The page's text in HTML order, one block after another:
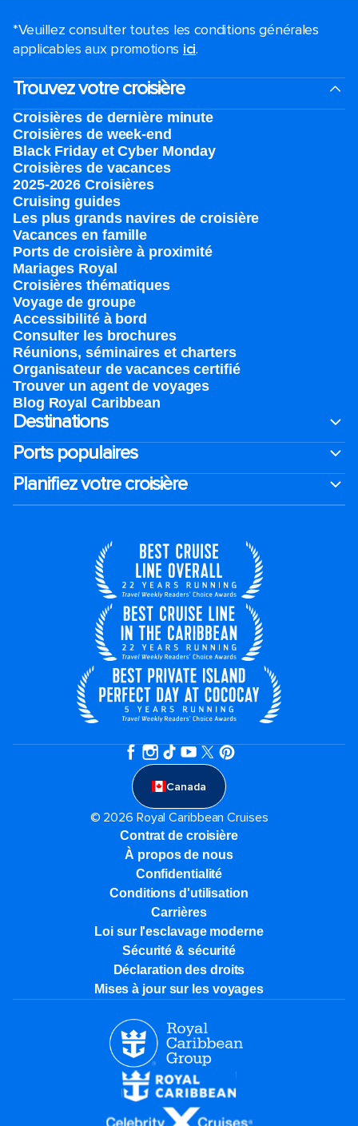
*Veuillez consulter toutes les conditions générales
applicables aux promotions ici.
Trouvez votre croisière
Croisières de dernière minute
Croisières de week-end
Black Friday et Cyber Monday
Croisières de vacances
2025-2026 Croisières
Cruising guides
Les plus grands navires de croisière
Vacances en famille
Ports de croisière à proximité
Mariages Royal
Croisières thématiques
Voyage de groupe​
Accessibilité à bord​
Consulter les brochures
Réunions, séminaires et charters
Organisateur de vacances certifié
Trouver un agent de voyages
Blog Royal Caribbean
Destinations
Ports populaires
Planifiez votre croisière
Canada
© 2026 Royal Caribbean Cruises
Contrat de croisière
À propos de nous
Confidentialité
Conditions d'utilisation
Carrières
Loi sur l'esclavage moderne
Sécurité & sécurité
Déclaration des droits
Mises à jour sur les voyages